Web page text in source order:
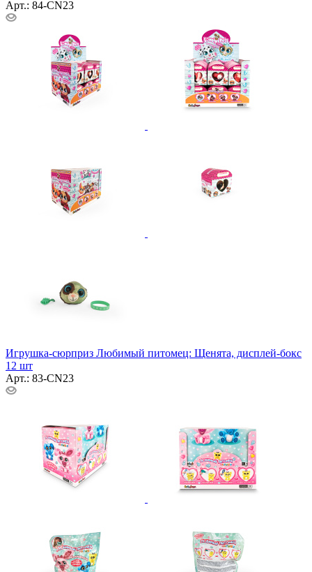
Арт.: 84-CN23
Игрушка-сюрприз Любимый питомец: Щенята, дисплей-бокс
12 шт
Арт.: 83-CN23